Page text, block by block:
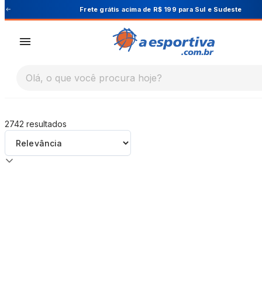
A Esportiva Frete grátis acima de R$ 199 para Sul e Sudeste
Olá, o que você procura hoje?
2742 resultados